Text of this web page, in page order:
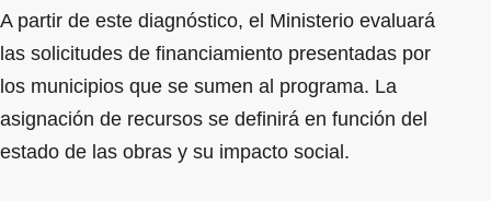
A partir de este diagnóstico, el Ministerio evaluará
las solicitudes de financiamiento presentadas por
los municipios que se sumen al programa. La
asignación de recursos se definirá en función del
estado de las obras y su impacto social.